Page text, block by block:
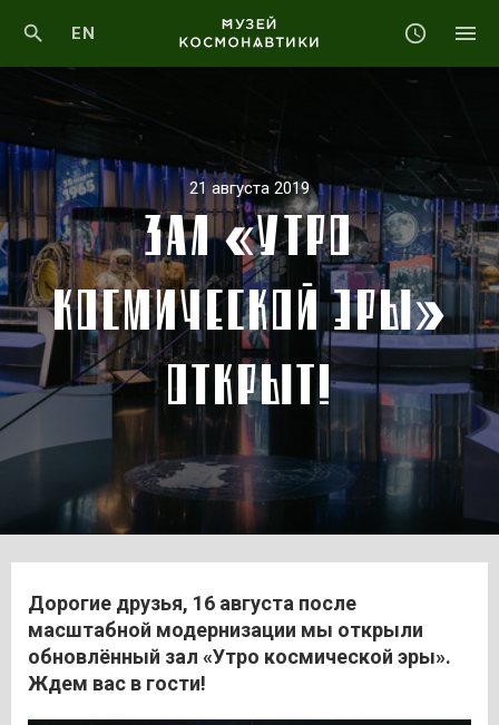
EN
21 августа 2019
ЗАЛ «УТРО
КОСМИЧЕСКОЙ ЭРЫ»
ОТКРЫТ!
Дорогие друзья, 16 августа после
масштабной модернизации мы открыли
обновлённый зал «Утро космической эры».
Ждем вас в гости!